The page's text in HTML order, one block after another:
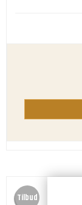
Tilbud